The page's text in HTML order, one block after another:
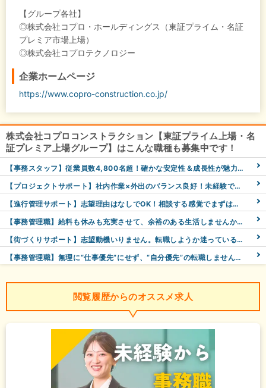
【グループ各社】
◎株式会社コプロ・ホールディングス（東証プライム・名証
プレミア市場上場）
◎株式会社コプロテクノロジー
企業ホームページ
https://www.copro-construction.co.jp/
株式会社コプロコンストラクション【東証プライム上場・名
証プレミア上場グループ】はこんな職種も募集中です！
【事務スタッフ】従業員数4,800名超！確かな安定性＆成長性が魅力！未経験から事務職デビュー/aZ
【プロジェクトサポート】社内作業×外出のバランス良好！未経験でも月収37万円以上が実現可能！？/dZ
【進行管理サポート】志望理由はなしでOK！相談する感覚でまずはお話しませんか？＜早期離職大歓迎＞/eZ
【事務管理職】給料も休みも充実させて、余裕のある生活しませんか？〈月収37万も可/年間休日125日〉/gZ
【街づくりサポート】志望動機いりません。転職しようか迷っている方、まずはお話ししませんか？
【事務管理職】無理に“仕事優先”にせず、“自分優先”の転職しませんか？｜年間休日125日／転勤なし
閲覧履歴からのオススメ求人